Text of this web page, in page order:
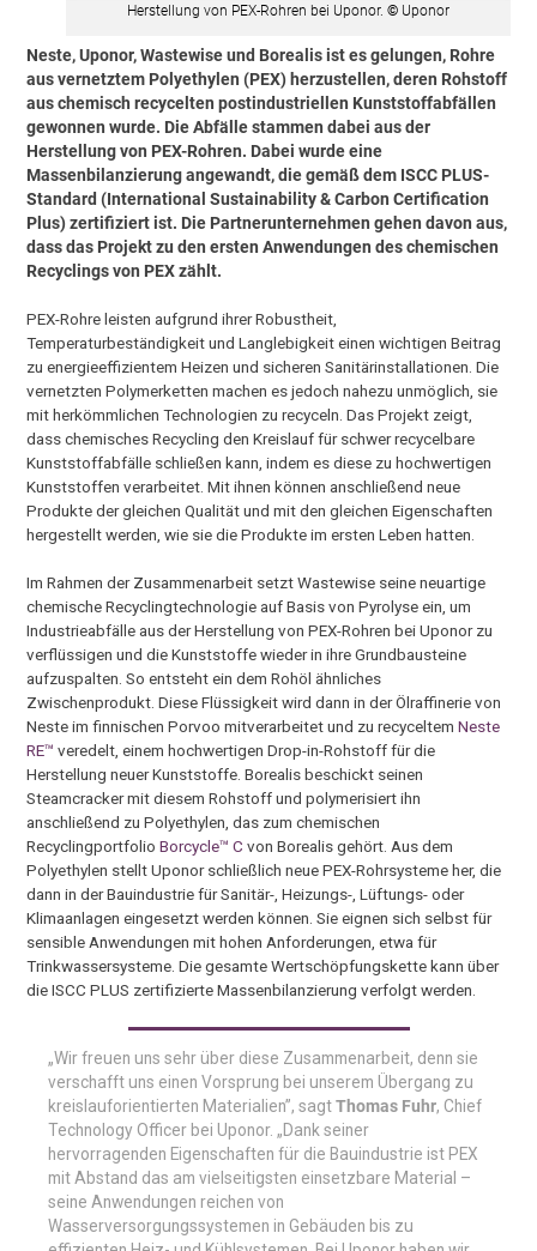
Herstellung von PEX-Rohren bei Uponor. ©Uponor
Neste, Uponor, Wastewise und Borealis ist es gelungen, Rohre
aus vernetztem Polyethylen (PEX) herzustellen, deren Rohstoff
aus chemisch recycelten postindustriellen Kunststoffabfällen
gewonnen wurde. Die Abfälle stammen dabei aus der
Herstellung von PEX-Rohren. Dabei wurde eine
Massenbilanzierung angewandt, die gemäß dem ISCC PLUS-
Standard (International Sustainability & Carbon Certification
Plus) zertifiziert ist. Die Partnerunternehmen gehen davon aus,
dass das Projekt zu den ersten Anwendungen des chemischen
Recyclings von PEX zählt.
PEX-Rohre leisten aufgrund ihrer Robustheit,
Temperaturbeständigkeit und Langlebigkeit einen wichtigen Beitrag
zu energieeffizientem Heizen und sicheren Sanitärinstallationen. Die
vernetzten Polymerketten machen es jedoch nahezu unmöglich, sie
mit herkömmlichen Technologien zu recyceln. Das Projekt zeigt,
dass chemisches Recycling den Kreislauf für schwer recycelbare
Kunststoffabfälle schließen kann, indem es diese zu hochwertigen
Kunststoffen verarbeitet. Mit ihnen können anschließend neue
Produkte der gleichen Qualität und mit den gleichen Eigenschaften
hergestellt werden, wie sie die Produkte im ersten Leben hatten.
Im Rahmen der Zusammenarbeit setzt Wastewise seine neuartige
chemische Recyclingtechnologie auf Basis von Pyrolyse ein, um
Industrieabfälle aus der Herstellung von PEX-Rohren bei Uponor zu
verflüssigen und die Kunststoffe wieder in ihre Grundbausteine
aufzuspalten. So entsteht ein dem Rohöl ähnliches
Zwischenprodukt. Diese Flüssigkeit wird dann in der Ölraffinerie von
Neste im finnischen Porvoo mitverarbeitet und zu recyceltemNeste
RE™ veredelt, einem hochwertigen Drop-in-Rohstoff für die
Herstellung neuer Kunststoffe. Borealis beschickt seinen
Steamcracker mit diesem Rohstoff und polymerisiert ihn
anschließend zu Polyethylen, das zum chemischen
RecyclingportfolioBorcycle™ C von Borealis gehört. Aus dem
Polyethylen stellt Uponor schließlich neue PEX-Rohrsysteme her, die
dann in der Bauindustrie für Sanitär-, Heizungs-, Lüftungs- oder
Klimaanlagen eingesetzt werden können. Sie eignen sich selbst für
sensible Anwendungen mit hohen Anforderungen, etwa für
Trinkwassersysteme. Die gesamte Wertschöpfungskette kann über
die ISCC PLUS zertifizierte Massenbilanzierung verfolgt werden.
„Wir freuen uns sehr über diese Zusammenarbeit, denn sie
verschafft uns einen Vorsprung bei unserem Übergang zu
kreislauforientierten Materialien”, sagtThomas Fuhr, Chief
Technology Officer bei Uponor. „Dank seiner
hervorragenden Eigenschaften für die Bauindustrie ist PEX
mit Abstand das am vielseitigsten einsetzbare Material –
seine Anwendungen reichen von
Wasserversorgungssystemen in Gebäuden bis zu